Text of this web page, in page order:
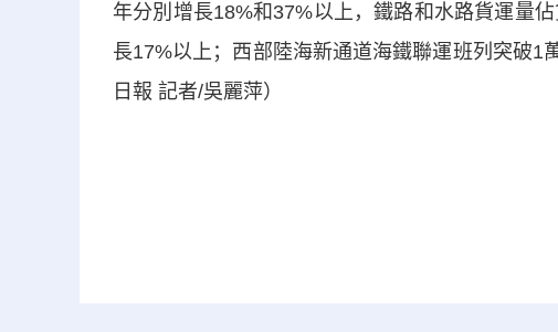
年分別增長18%和37%以上，鐵路和水路貨運量
長17%以上；西部陸海新通道海鐵聯運班列突破1
日報 記者/吳麗萍）